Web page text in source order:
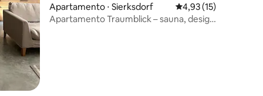
Apartamento ⋅ Sierksdorf 4,93 de uma
4,93 (15)
Apartamento Traumblick – sauna, design